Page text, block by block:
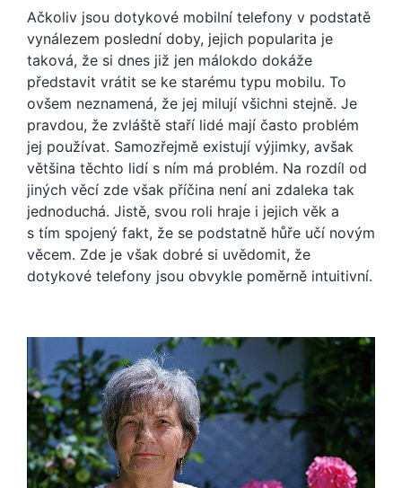
Ačkoliv jsou dotykové mobilní telefony v podstatě
vynálezem poslední doby, jejich popularita je
taková, že si dnes již jen málokdo dokáže
představit vrátit se ke starému typu mobilu. To
ovšem neznamená, že jej milují všichni stejně. Je
pravdou, že zvláště staří lidé mají často problém
jej používat. Samozřejmě existují výjimky, avšak
většina těchto lidí s ním má problém. Na rozdíl od
jiných věcí zde však příčina není ani zdaleka tak
jednoduchá. Jistě, svou roli hraje i jejich věk a
s tím spojený fakt, že se podstatně hůře učí novým
věcem. Zde je však dobré si uvědomit, že
dotykové telefony jsou obvykle poměrně intuitivní.